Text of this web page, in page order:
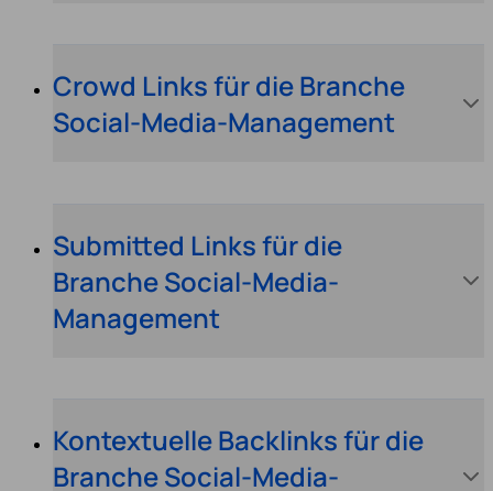
Crowd Links für die Branche
Social-Media-Management
Submitted Links für die
Branche Social-Media-
Management
Kontextuelle Backlinks für die
Branche Social-Media-